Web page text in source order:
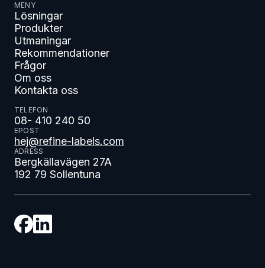
MENY
Lösningar
Produkter
Utmaningar
Rekommendationer
Frågor
Om oss
Kontakta oss
TELEFON
08- 410 240 50
EPOST
hej@refine-labels.com
ADRESS
Bergkällavägen 27A
192 79 Sollentuna